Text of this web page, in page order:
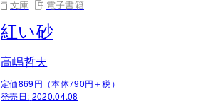
文庫 電子書籍
紅い砂
高嶋哲夫
定価869円（本体790円＋税）
発売日: 2020.04.08